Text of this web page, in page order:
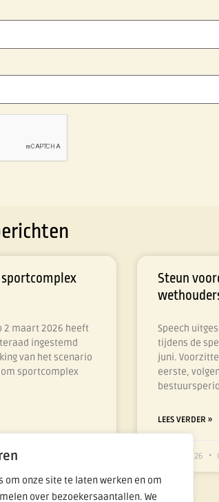
om onze site te laten werken en om
over bezoekersaantallen. We
2 maart 2026 heeft
ingestemd
van het scenario
om sportcomplex
Steun
Speech
tijdens de
juni.
eerste,
LEES VERDER »
17 juni 2026